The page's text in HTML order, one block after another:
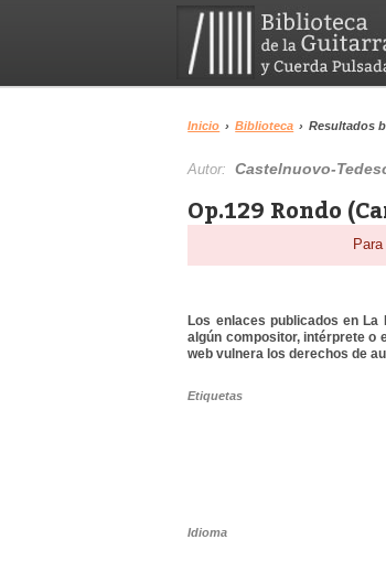
Inicio › Biblioteca › Resultados
Autor:Castelnuovo-
Op.129 Rondo
Los enlaces publicados en
algún compositor, intérprete o
web vulnera los derechos de
Etiquetas
Idioma